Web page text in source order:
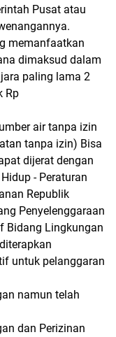
Pusat atau
memanfaatkan
dimaksud dalam
paling lama 2
Rp
air tanpa izin
tanpa izin) Bisa
dijerat dengan
- Peraturan
Republik
Penyelenggaraan
Bidang Lingkungan
untuk pelanggaran
namun telah
dan Perizinan